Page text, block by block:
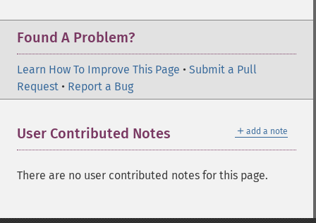
Found A Problem?
Learn How To Improve This Page • Submit a Pull
Request • Report a Bug
＋ add a note
User Contributed Notes
There are no user contributed notes for this page.